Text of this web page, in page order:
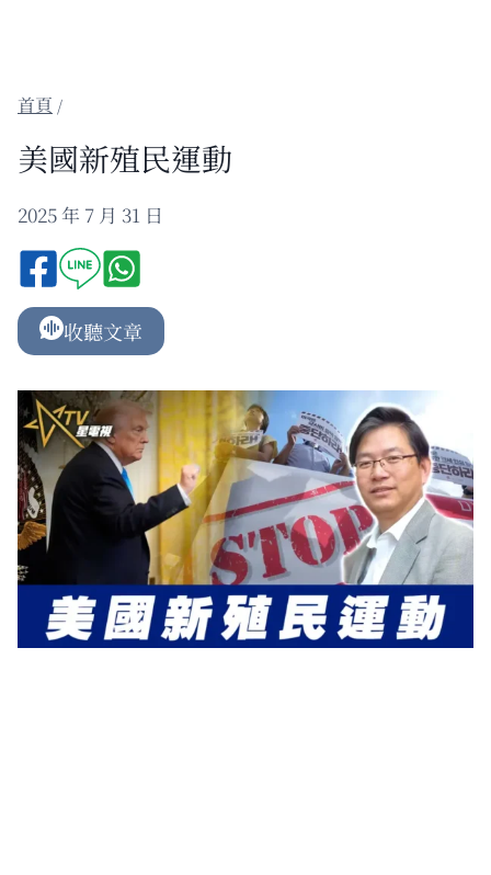
/
美國新殖民運動
2025 年 7 月 31 日
收聽文章